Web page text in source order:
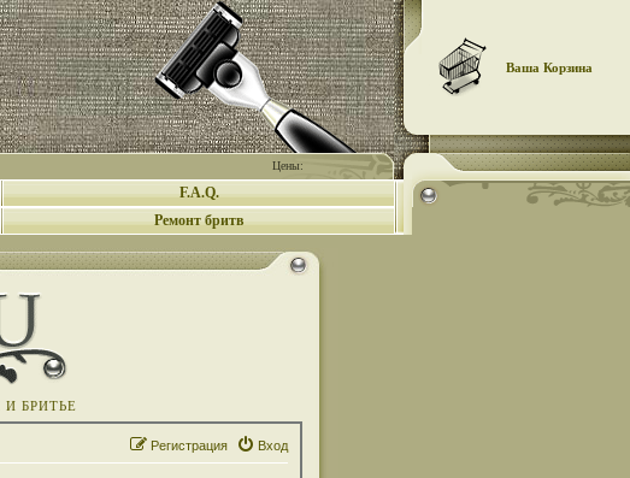
Цены:
Ваша Корзина
F.A.Q.
Ремонт бритв
БРИТЬЕ
Вход
Регистрация